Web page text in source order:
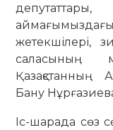
жетекшілері,
саласының
Қазақстанның
Бану
Іс-шарада сөз